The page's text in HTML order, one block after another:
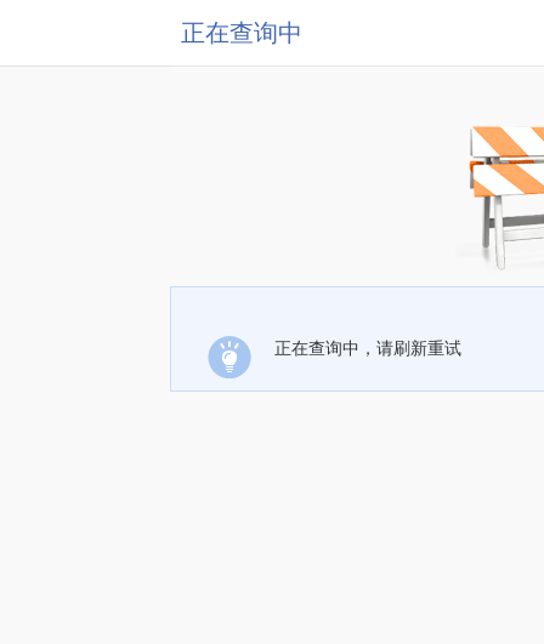
正在查询中
正在查询中，请刷新重试